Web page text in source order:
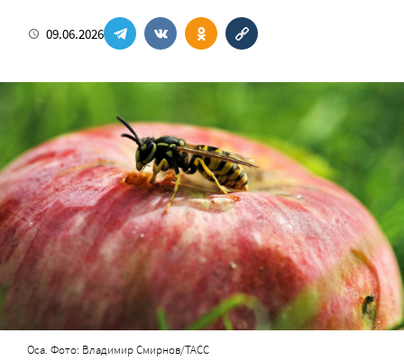
09.06.2026
Оса. Фото: Владимир Смирнов/ТАСС